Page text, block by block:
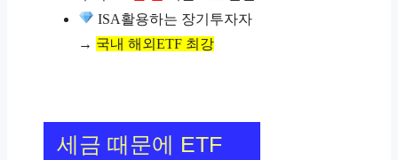
ISA활용하는 장기투자자
→ 국내 해외ETF 최강
세금 때문에 ETF